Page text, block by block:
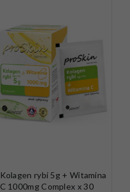
Kolagen rybi 5g + Witamina
C 1000mg Complex x 30